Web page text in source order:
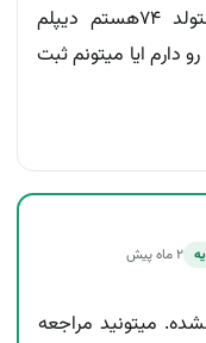
سلام خسته نباشید من متولد ۷۴هستم دیپلم
دارم ایا میتونم ثبت
۲ ماه پیش
میتونید مراجعه